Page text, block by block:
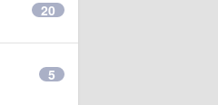
20
5